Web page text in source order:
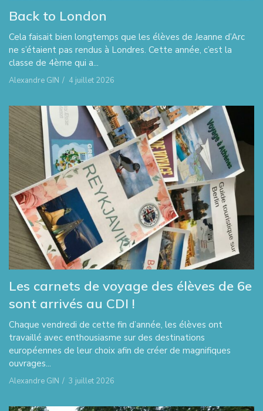
Back to London
Cela faisait bien longtemps que les élèves de Jeanne d’Arc
ne s’étaient pas rendus à Londres. Cette année, c’est la
classe de 4ème qui a...
Alexandre GIN / 4 juillet 2026
Les carnets de voyage des élèves de 6e
sont arrivés au CDI !
Chaque vendredi de cette fin d’année, les élèves ont
travaillé avec enthousiasme sur des destinations
européennes de leur choix afin de créer de magnifiques
ouvrages...
Alexandre GIN / 3 juillet 2026